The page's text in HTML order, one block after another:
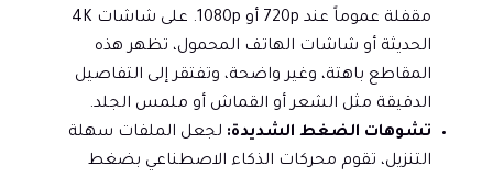
مقفلة عموماً عند 720p أو 1080p. على شاشات 4K
الحديثة أو شاشات الهاتف المحمول، تظهر هذه
المقاطع باهتة، وغير واضحة، وتفتقر إلى التفاصيل
الدقيقة مثل الشعر أو القماش أو ملمس الجلد.
تشوهات الضغط الشديدة: لجعل الملفات سهلة
التنزيل، تقوم محركات الذكاء الاصطناعي بضغط